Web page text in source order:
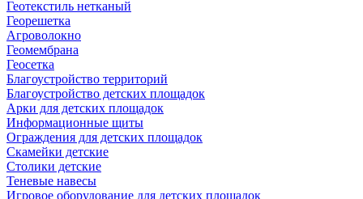
Геотекстиль нетканый
Георешетка
Агроволокно
Геомембрана
Геосетка
Благоустройство территорий
Благоустройство детских площадок
Арки для детских площадок
Информационные щиты
Ограждения для детских площадок
Скамейки детские
Столики детские
Теневые навесы
Игровое оборудование для детских площадок